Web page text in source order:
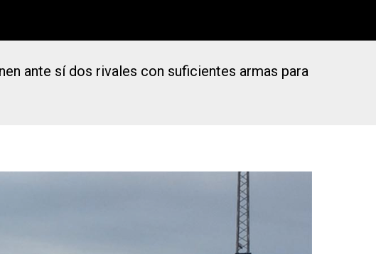
ante sí dos rivales con suficientes armas para